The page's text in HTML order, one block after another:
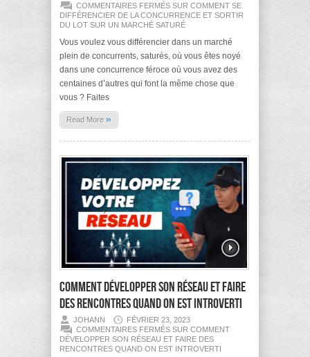
COMMENTAIRES FERMÉS SUR COMMENT SE
DIFFÉRENCIER DE LA CONCURRENCE ET SORTIR
DU LOT SUR UN MARCHÉ SATURÉ
Vous voulez vous différencier dans un marché
plein de concurrents, saturés, où vous êtes noyé
dans une concurrence féroce où vous avez des
centaines d’autres qui font la même chose que
vous ? Faites
Read More »
Comment développer son réseau et faire
des rencontres quand on est introverti
JOHANN
FÉVRIER 23, 2023
COMMENTAIRES FERMÉS SUR COMMENT
DÉVELOPPER SON RÉSEAU ET FAIRE DES
RENCONTRES QUAND ON EST INTROVERTI